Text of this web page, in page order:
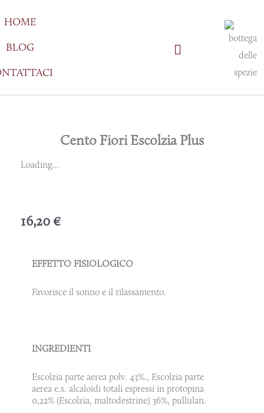
al
contenuto
HOME
BLOG
Cento Fiori Escolzia Plus
Loading...
16,20€
EFFETTO FISIOLOGICO
Favorisce il sonno e il rilassamento.
INGREDIENTI
Escolzia parte aerea polv. 43%., Escolzia parte
aerea e.s. alcaloidi totali espressi in protopina
0,22% (Escolzia, maltodestrine) 36%, pullulan.